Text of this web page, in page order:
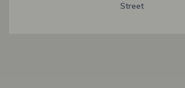
Street